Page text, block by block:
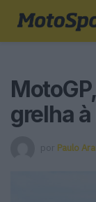
grelha
por Paulo